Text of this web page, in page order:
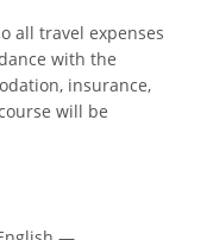
all travel expenses
with the
insurance,
will be